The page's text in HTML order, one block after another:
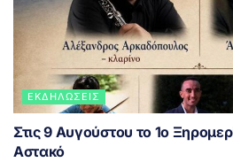
ΕΚΔΗΛΏΣΕΙΣ
Στις 9 Αυγούστου το 1ο
Αστακό